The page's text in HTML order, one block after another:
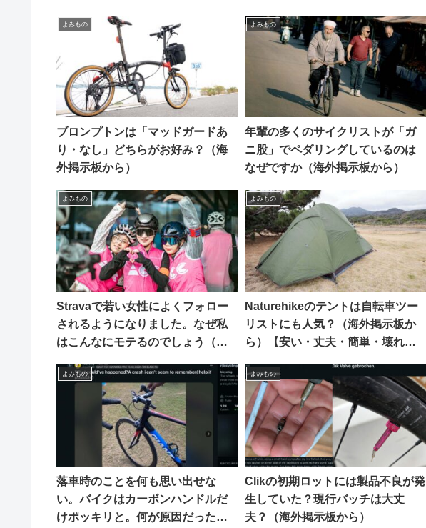
よみもの
ブロンプトンは「マッドガードあ
り・なし」どちらがお好み？（海
外掲示板から）
よみもの
年輩の多くのサイクリストが「ガ
ニ股」でペダリングしているのは
なぜですか（海外掲示板から）
よみもの
Stravaで若い女性によくフォロー
されるようになりました。なぜ私
はこんなにモテるのでしょう（海
よみもの
Naturehikeのテントは自転車ツー
リストにも人気？（海外掲示板か
ら）【安い・丈夫・簡単・壊れて
よみもの
落車時のことを何も思い出せな
い。バイクはカーボンハンドルだ
けポッキリと。何が原因だったの
よみもの
Clikの初期ロットには製品不良が発
生していた？現行バッチは大丈
夫？（海外掲示板から）